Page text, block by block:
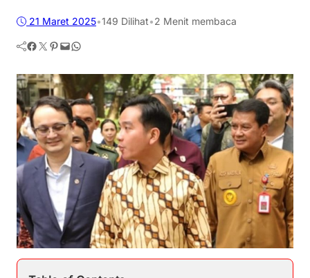
21 Maret 2025•149 Dilihat•2 Menit membaca
Facebook Twitter Pinterest Mail WhatsApp